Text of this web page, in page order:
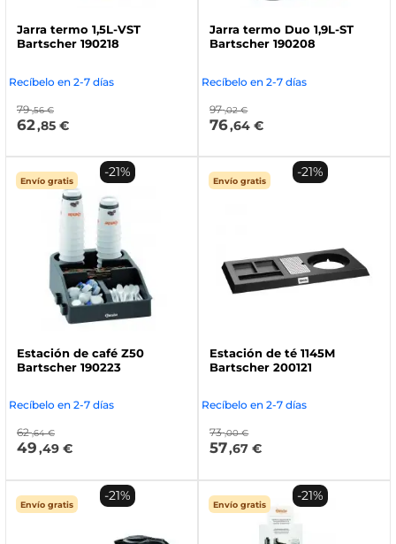
Jarra termo 1,5L-VST
Bartscher 190218
Recíbelo en 2-7 días
79 ,56 €
62,85 €
Jarra termo Duo 1,9L-ST
Bartscher 190208
Recíbelo en 2-7 días
97 ,02 €
76,64 €
Envío gratis
Estación de café Z50
Bartscher 190223
Recíbelo en 2-7 días
62 ,64 €
49,49 €
-21%
Envío gratis
Estación de té 1145M
Bartscher 200121
Recíbelo en 2-7 días
73 ,00 €
57,67 €
-21%
Envío gratis
-21%
Envío gratis
-21%